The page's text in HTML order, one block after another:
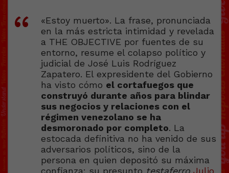
«Estoy muerto». La frase, pronunciada
en la más estricta intimidad y revelada
a THE OBJECTIVE por fuentes de su
entorno, resume el colapso político y
judicial de José Luis Rodríguez
Zapatero. El expresidente del Gobierno
ha visto cómo el cortafuegos que
construyó durante años para blindar
sus negocios y relaciones con el
régimen venezolano se ha
desmoronado por completo. La
estocada definitiva no ha venido de sus
adversarios políticos, sino de la
persona en quien depositó su máxima